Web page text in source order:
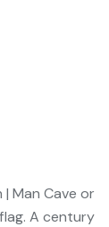
Man Cave or
A century